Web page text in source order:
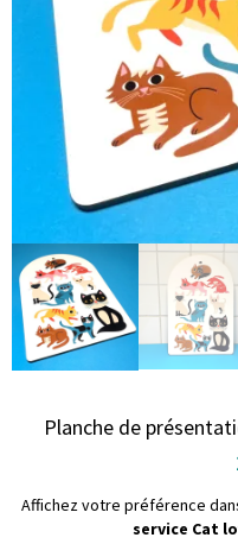
Planche de
Affichez votre préférence
service Cat